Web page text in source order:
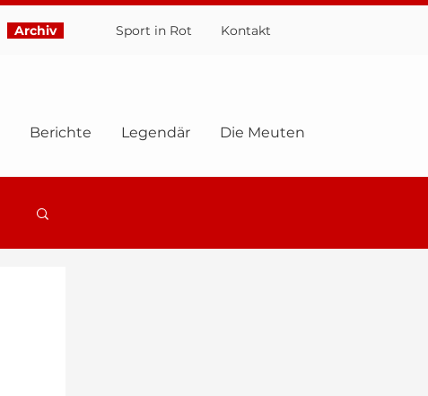
Archiv Sport in Rot Kontakt
Berichte Legendär Die Meuten